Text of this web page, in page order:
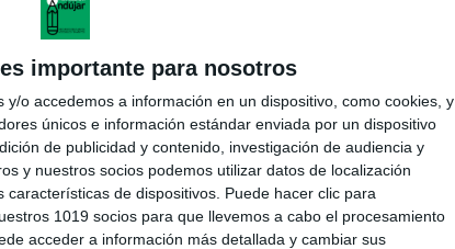
importante para nosotros
y/o accedemos a información en un dispositivo, como cookies, y
únicos e información estándar enviada por un dispositivo
de publicidad y contenido, investigación de audiencia y
y nuestros socios podemos utilizar datos de localización
de dispositivos. Puede hacer clic para
1019 socios para que llevemos a cabo el procesamiento
acceder a información más detallada y cambiar sus